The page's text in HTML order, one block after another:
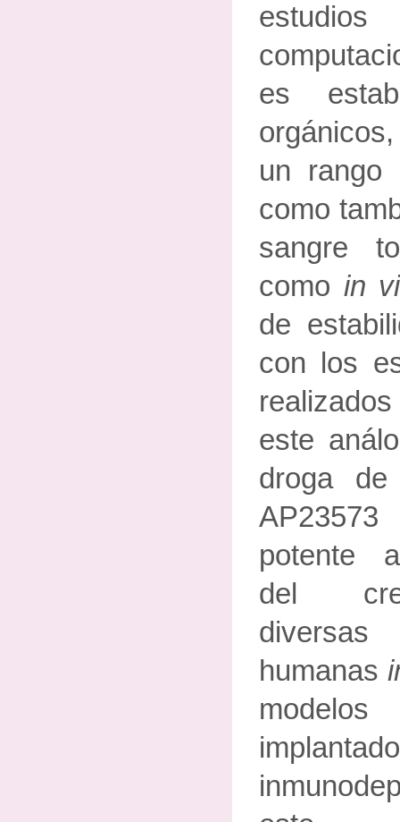
es
un rango
como
sangre
como in
de
con los
este
droga
potente
del
diversas
humanas